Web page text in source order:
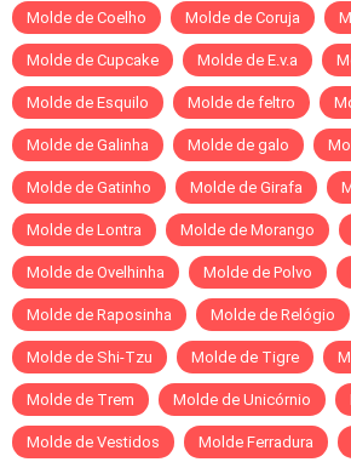
Molde de Coelho Molde de Coruja
Molde de Cupcake Molde de E.v.a
Molde de Esquilo Molde de feltro
Molde de Galinha Molde de galo
Molde de Gatinho Molde de Girafa
Molde de Lontra Molde de Morango
Molde de Ovelhinha Molde de Polvo
Molde de Raposinha Molde de Relógio
Molde de Shi-Tzu Molde de Tigre
Molde de Trem Molde de Unicórnio
Molde de Vestidos Molde Ferradura